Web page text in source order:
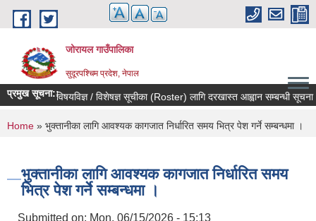
Skip to main content
जोरायल गाउँपालिका
सुदूरपश्चिम प्रदेश, नेपाल
प्रमुख सूचना::विषयविज्ञ / विशेषज्ञ सूचीका (Roster) लागि दरखास्त आह्वान सम्बन्धी सूचना !
You are here
Home » भुक्तानीका लागि आवश्यक कागजात निर्धारित समय भित्र पेश गर्ने सम्बन्धमा ।
भुक्तानीका लागि आवश्यक कागजात निर्धारित समय
भित्र पेश गर्ने सम्बन्धमा ।
Submitted on: Mon, 06/15/2026 - 15:13